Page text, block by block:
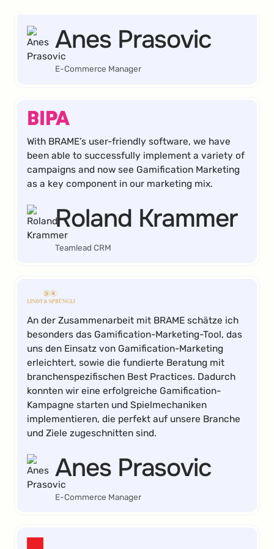
Anes Prasovic
E-Commerce Manager
With BRAME’s user-friendly software, we have
been able to successfully implement a variety of
campaigns and now see Gamification Marketing
as a key component in our marketing mix.
Roland Krammer
Teamlead CRM
An der Zusammenarbeit mit BRAME schätze ich
besonders das Gamification-Marketing-Tool, das
uns den Einsatz von Gamification-Marketing
erleichtert, sowie die fundierte Beratung mit
branchenspezifischen Best Practices. Dadurch
konnten wir eine erfolgreiche Gamification-
Kampagne starten und Spielmechaniken
implementieren, die perfekt auf unsere Branche
und Ziele zugeschnitten sind.
Anes Prasovic
E-Commerce Manager